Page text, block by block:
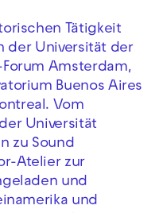
Tätigkeit
der Universität der
Amsterdam,
Buenos Aires
Vom
Universität
zu Sound
Atelier zur
und
und